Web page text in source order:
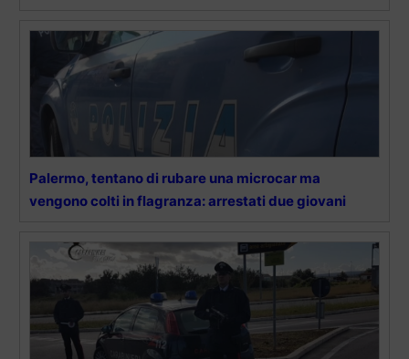
Palermo, tentano di rubare una microcar ma
vengono colti in flagranza: arrestati due giovani